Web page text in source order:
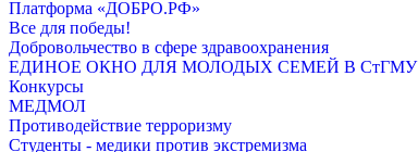
Платформа «ДОБРО.РФ»
Все для победы!
Добровольчество в сфере здравоохранения
ЕДИНОЕ ОКНО ДЛЯ МОЛОДЫХ СЕМЕЙ В СтГМУ
Конкурсы
МЕДМОЛ
Противодействие терроризму
Студенты - медики против экстремизма